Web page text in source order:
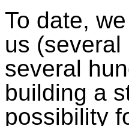
To date,
us
several
building a
possibility